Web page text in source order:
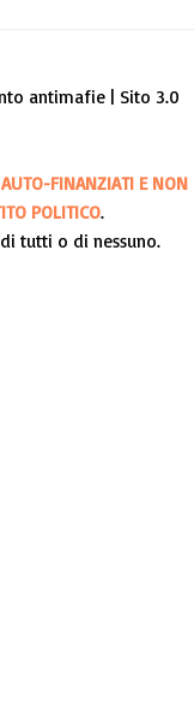
antimafie | Sito 3.0
FINANZIATI E NON
POLITICO.
tutti o di nessuno.